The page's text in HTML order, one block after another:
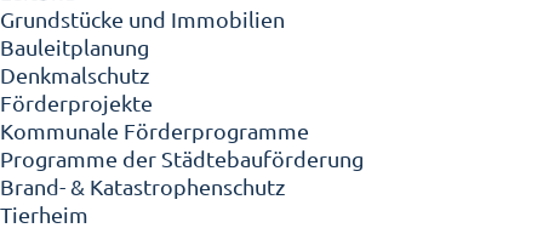
Grundstücke und Immobilien
Bauleitplanung
Denkmalschutz
Förderprojekte
Kommunale Förderprogramme
Programme der Städtebauförderung
Brand- & Katastrophenschutz
Tierheim